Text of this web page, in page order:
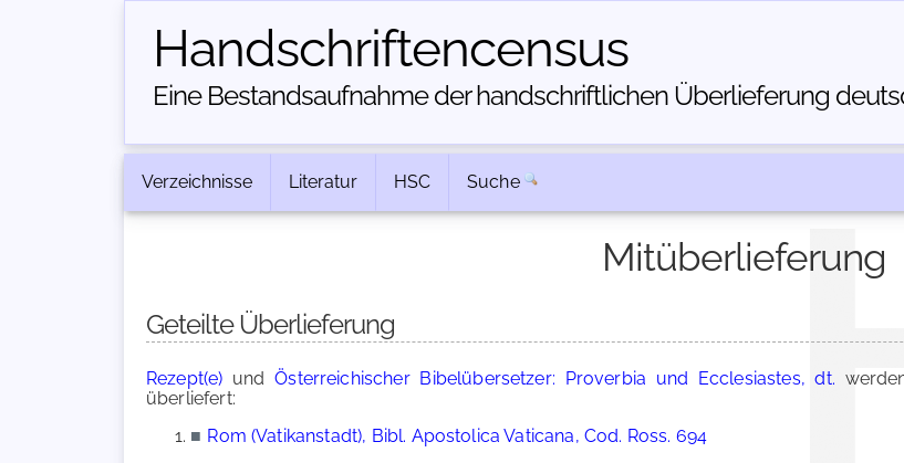
Handschriften­census
Eine Bestandsaufnahme der handschriftlichen Über­lieferung
Verzeichnisse Literatur HSC Suche
Mitüberlieferung
Geteilte Überlieferung
Rezept(e) undÖsterreichischer Bibelübersetzer: Proverbia und Ecclesiastes, dt.
überliefert:
■ Rom (Vatikanstadt), Bibl. Apostolica Vaticana, Cod. Ross. 694